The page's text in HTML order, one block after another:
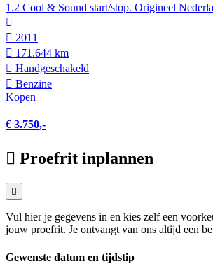
1.2 Cool & Sound start/stop. Origineel
2011
171.644 km
Hand­geschakeld
Benzine
Kopen
€ 3.750,-
Proefrit inplannen
Vul hier je gegevens in en kies zelf een
jouw proefrit. Je ontvangt van ons altijd een
Gewenste datum en tijdstip